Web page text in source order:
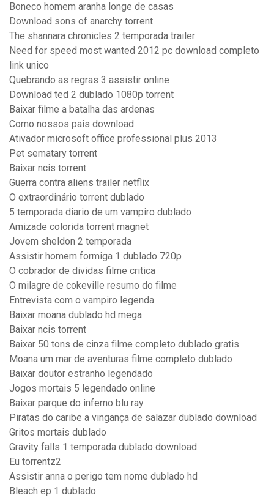
Boneco homem aranha longe de casas
Download sons of anarchy torrent
The shannara chronicles 2 temporada trailer
Need for speed most wanted 2012 pc download completo
link unico
Quebrando as regras 3 assistir online
Download ted 2 dublado 1080p torrent
Baixar filme a batalha das ardenas
Como nossos pais download
Ativador microsoft office professional plus 2013
Pet sematary torrent
Baixar ncis torrent
Guerra contra aliens trailer netflix
O extraordinário torrent dublado
5 temporada diario de um vampiro dublado
Amizade colorida torrent magnet
Jovem sheldon 2 temporada
Assistir homem formiga 1 dublado 720p
O cobrador de dividas filme critica
O milagre de cokeville resumo do filme
Entrevista com o vampiro legenda
Baixar moana dublado hd mega
Baixar ncis torrent
Baixar 50 tons de cinza filme completo dublado gratis
Moana um mar de aventuras filme completo dublado
Baixar doutor estranho legendado
Jogos mortais 5 legendado online
Baixar parque do inferno blu ray
Piratas do caribe a vingança de salazar dublado download
Gritos mortais dublado
Gravity falls 1 temporada dublado download
Eu torrentz2
Assistir anna o perigo tem nome dublado hd
Bleach ep 1 dublado